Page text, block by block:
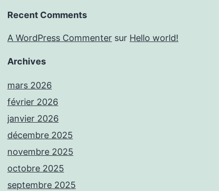
Recent Comments
A WordPress Commenter sur Hello world!
Archives
mars 2026
février 2026
janvier 2026
décembre 2025
novembre 2025
octobre 2025
septembre 2025